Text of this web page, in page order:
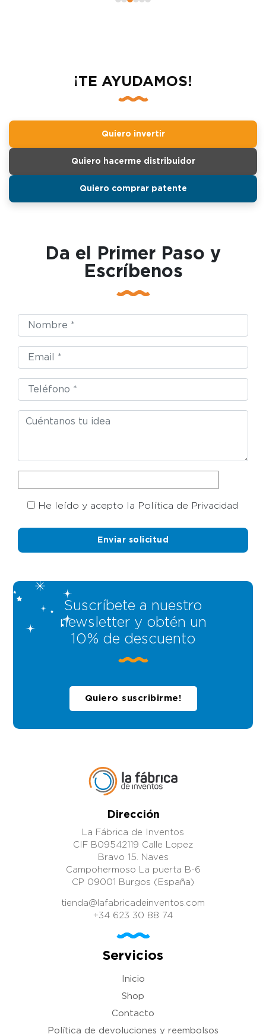
¡TE AYUDAMOS!
Quiero invertir
Quiero hacerme distribuidor
Quiero comprar patente
Da el Primer Paso y
Escríbenos
He leído y acepto la Política de Privacidad
Suscríbete a nuestro
newsletter y obtén un
10% de descuento
Quiero suscribirme!
Dirección
La Fábrica de Inventos
CIF B09542119 Calle Lopez
Bravo 15. Naves
Campohermoso La puerta B-6
CP 09001 Burgos (España)
tienda@lafabricadeinventos.com
+34 623 30 88 74
Servicios
Inicio
Shop
Contacto
Política de devoluciones y reembolsos